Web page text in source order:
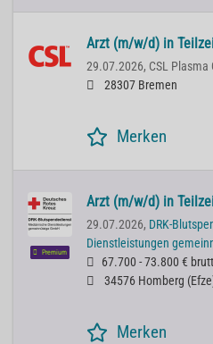
Arzt (m/w/d) in
29.07.2026, CSL Plasma
28307 Bremen
Merken
Premium
Arzt (m/w/d) in
29.07.2026, DRK-
Dienstleistungen
67.700 - 73.800 €
34576 Homberg
Merken